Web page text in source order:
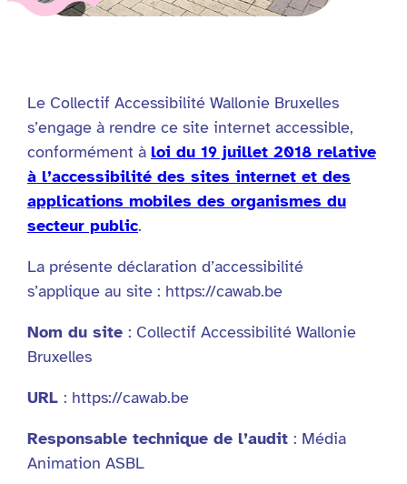
Le Collectif Accessibilité Wallonie Bruxelles
s’engage à rendre ce site internet accessible,
conformément à loi du 19 juillet 2018 relative
à l’accessibilité des sites internet et des
applications mobiles des organismes du
secteur public.
La présente déclaration d’accessibilité
s’applique au site : https://cawab.be
Nom du site : Collectif Accessibilité Wallonie
Bruxelles
URL : https://cawab.be
Responsable technique de l’audit : Média
Animation ASBL